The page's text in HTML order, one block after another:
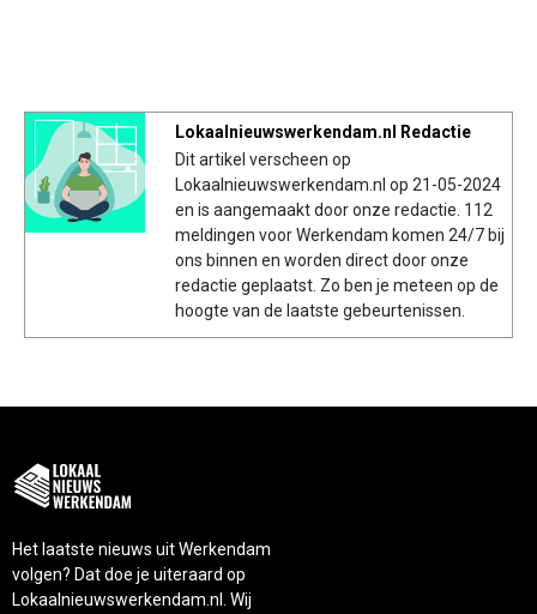
Lokaalnieuwswerkendam.nl Redactie
Dit artikel verscheen op
Lokaalnieuwswerkendam.nl op 21-05-2024
en is aangemaakt door onze redactie. 112
meldingen voor Werkendam komen 24/7 bij
ons binnen en worden direct door onze
redactie geplaatst. Zo ben je meteen op de
hoogte van de laatste gebeurtenissen.
Het laatste nieuws uit Werkendam
volgen? Dat doe je uiteraard op
Lokaalnieuwswerkendam.nl. Wij